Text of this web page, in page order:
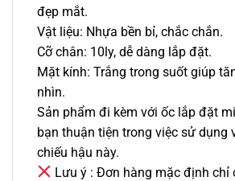
đẹp mắt.
Vật liệu: Nhựa bền bỉ, chắc chắn.
Cỡ chân: 10ly, dễ dàng lắp đặt.
Mặt kính: Trắng trong suốt giúp
nhìn.
Sản phẩm đi kèm với ốc lắp đặt
bạn thuận tiện trong việc sử dụng
chiếu hậu này.
Lưu ý : Đơn hàng mặc định chỉ